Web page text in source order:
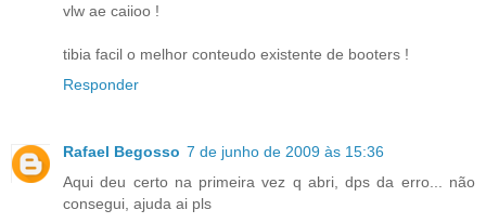
vlw ae caiioo !
tibia facil o melhor conteudo existente de booters !
Responder
Rafael Begosso 7 de junho de 2009 às 15:36
Aqui deu certo na primeira vez q abri, dps da erro... não
consegui, ajuda ai pls